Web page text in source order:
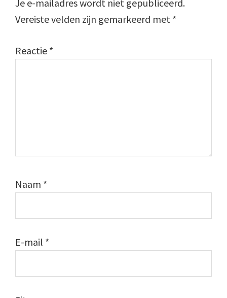
Je e-mailadres wordt niet gepubliceerd.
Vereiste velden zijn gemarkeerd met *
Reactie *
Naam *
E-mail *